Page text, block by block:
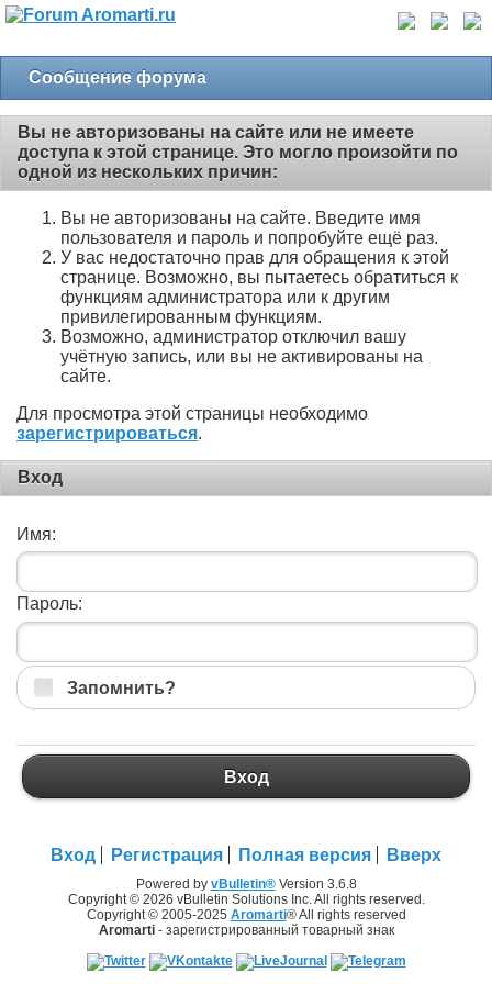
Сообщение форума
Вы не авторизованы на сайте или не имеете
доступа к этой странице. Это могло произойти по
одной из нескольких причин:
Вы не авторизованы на сайте. Введите имя
пользователя и пароль и попробуйте ещё раз.
У вас недостаточно прав для обращения к этой
странице. Возможно, вы пытаетесь обратиться к
функциям администратора или к другим
привилегированным функциям.
Возможно, администратор отключил вашу
учётную запись, или вы не активированы на
сайте.
Для просмотра этой страницы необходимо
зарегистрироваться.
Вход
Имя:
Пароль:
Запомнить?
Вход
Вход Регистрация Полная версия Вверх
Powered by vBulletin®Version 3.6.8
Copyright © 2026 vBulletin Solutions Inc. All rights reserved.
Copyright © 2005-2025 Aromarti® All rights reserved
Aromarti- зарегистрированный товарный знак